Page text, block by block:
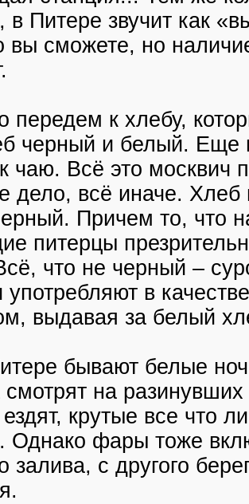
в Питере звучит как
вы сможете, но
передем к хлебу,
черный и белый. Еще
чаю. Всё это москвич
дело, всё иначе. Хлеб
Причем то, что
питерцы
что не черный –
употребляют в
выдавая за белый
бывают белые
смотрят на
крутые все что
Однако фары тоже
залива, с другого